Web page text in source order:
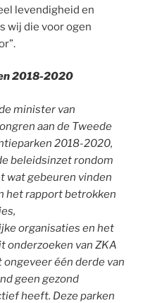
levendigheid en
wij die voor ogen
2018-2020
minister van
aan de Tweede
2018-2020,
beleidsinzet rondom
wat gebeuren vinden
het rapport betrokken
organisaties en het
onderzoeken van ZKA
één derde van
geen gezond
heeft. Deze parken